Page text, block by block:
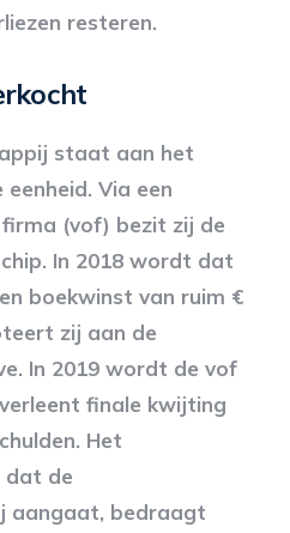
resteren.
staat aan het
Via een
(vof) bezit zij de
In 2018 wordt dat
boekwinst van ruim €
zij aan de
In 2019 wordt de vof
finale kwijting
Het
dat de
aangaat, bedraagt